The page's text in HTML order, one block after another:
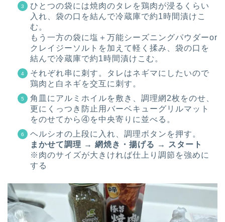
ひとつの袋には焼肉のタレを鶏肉が浸るくらい
入れ、袋の口を結んで冷蔵庫で約1時間漬けこ
む。
もう一方の袋に塩＋万能シーズニングパウダーor
クレイジーソルトを加えて軽く揉み、袋の口を
結んで冷蔵庫で約1時間漬けこむ。
それぞれ串に刺す。タレはネギマにしたいので
鶏肉と白ネギを交互に刺す。
角皿にアルミホイルを敷き、調理網2枚をのせ、
更にくっつき防止用バーベキューグリルマット
をのせてから④を中央寄りに並べる。
ヘルシオの上段に入れ、調理ボタンを押す。
まかせて調理 → 網焼き・揚げる → スタート
※肉のサイズが大きければ仕上り調節を強めに
する